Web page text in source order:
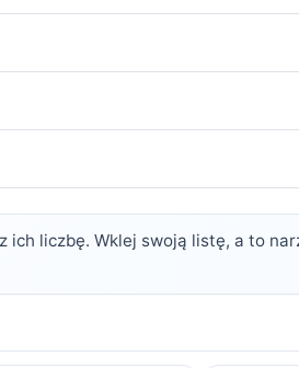
ich liczbę. Wklej swoją listę, a to